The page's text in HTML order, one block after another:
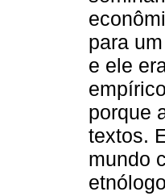
para
e ele
porque
textos.
mundo